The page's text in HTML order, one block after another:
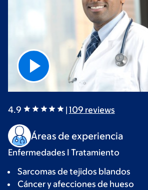
4.9 | 109 reviews
Áreas de experiencia
Enfermedades I Tratamiento
Sarcomas de tejidos blandos
Cáncer y afecciones de hueso